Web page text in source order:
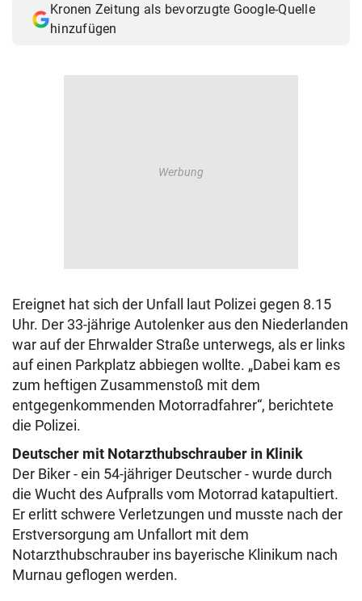
Kronen Zeitung als bevorzugte Google-Quelle
hinzufügen
Ereignet hat sich der Unfall laut Polizei gegen 8.15
Uhr. Der 33-jährige Autolenker aus den Niederlanden
war auf der Ehrwalder Straße unterwegs, als er links
auf einen Parkplatz abbiegen wollte. „Dabei kam es
zum heftigen Zusammenstoß mit dem
entgegenkommenden Motorradfahrer“, berichtete
die Polizei.
Deutscher mit Notarzthubschrauber in Klinik
Der Biker - ein 54-jähriger Deutscher - wurde durch
die Wucht des Aufpralls vom Motorrad katapultiert.
Er erlitt schwere Verletzungen und musste nach der
Erstversorgung am Unfallort mit dem
Notarzthubschrauber ins bayerische Klinikum nach
Murnau geflogen werden.